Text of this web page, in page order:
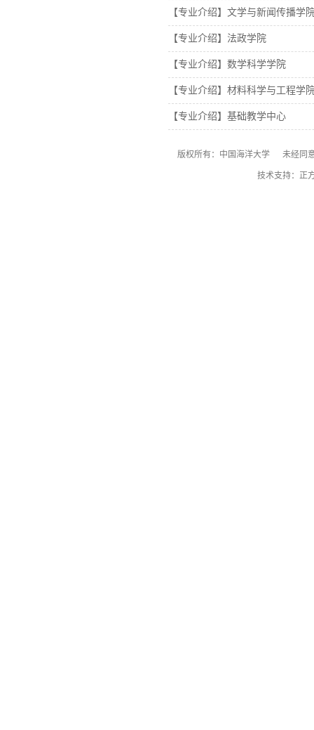
【专业介绍】文学与新闻传播学
【专业介绍】法政学院
【专业介绍】数学科学学院
【专业介绍】材料科学与工程学
【专业介绍】基础教学中心
版权所有：中国海洋大学 未经同
技术支持：正